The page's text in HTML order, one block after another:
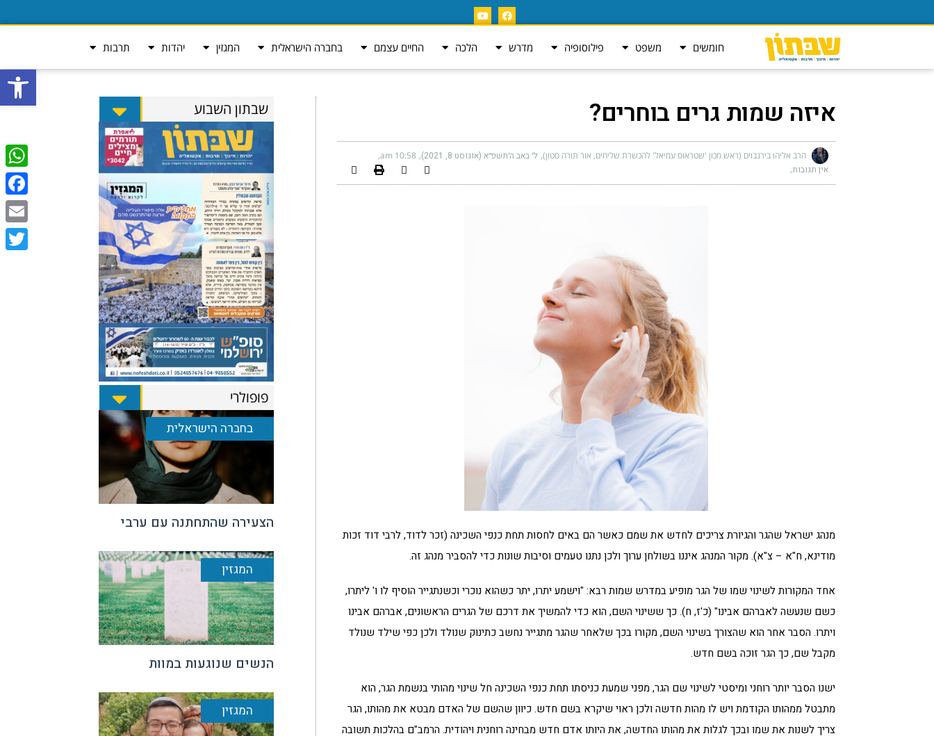
פתח
חומשים משפט פילוסופיה מדרש הלכה החיים עצמם בחברה הישראלית המגזין יהדות תרבות
איזה שמות גרים בוחרים?
הרב אליהו בירנבוים (ראש מכון 'שטראוס עמיאל' להכשרת שליחים, אור תורה סטון) ל׳ באב ה׳תשפ״א (אוגוסט 8, 2021) 10:58 am
אין תגובות
מנהג ישראל שהגר והגיורת צריכים לחדש את שמם כאשר הם באים לחסות תחת כנפי השכינה (זכר לדוד, לרבי דוד זכות
מודינא, ח"א – צ"א). מקור המנהג איננו בשולחן ערוך ולכן נתנו טעמים וסיבות שונות כדי להסביר מנהג זה.
אחד המקורות לשינוי שמו של הגר מופיע במדרש שמות רבא: "וישמע יתרו, יתר כשהוא נוכרי וכשנתגייר הוסיף לו ו' ליתרו,
כשם שנעשה לאברהם אבינו" (כ'ז, ח). כך ששינוי השם, הוא כדי להמשיך את דרכם של הגרים הראשונים, אברהם אבינו
ויתרו. הסבר אחר הוא שהצורך בשינוי השם, מקורו בכך שלאחר שהגר מתגייר נחשב כתינוק שנולד ולכן כפי שילד שנולד
מקבל שם, כך הגר זוכה בשם חדש.
ישנו הסבר יותר רוחני ומיסטי לשינוי שם הגר, מפני שמעת כניסתו תחת כנפי השכינה חל שינוי מהותי בנשמת הגר, הוא
מתבטל ממהותו הקודמת ויש לו מהות חדשה ולכן ראוי שיקרא בשם חדש. כיוון שהשם של האדם מבטא את מהותו, הגר
צריך לשנות את שמו ובכך לגלות את מהותו החדשה, את היותו אדם חדש מבחינה רוחנית ויהודית. הרמב"ם בהלכות תשובה
שבתון השבוע
פופולרי
בחברה הישראלית
הצעירה שהתחתנה עם ערבי
המגזין
הנשים שנוגעות במוות
המגזין
Email